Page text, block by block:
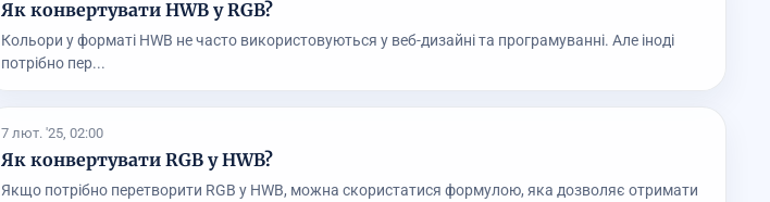
Як конвертувати HWB у RGB?
Кольори у форматі HWB не часто використовуються у веб-дизайні та програмуванні. Але іноді
потрібно пер...
7 лют. '25, 02:00
Як конвертувати RGB у HWB?
Якщо потрібно перетворити RGB у HWB, можна скористатися формулою, яка дозволяє отримати